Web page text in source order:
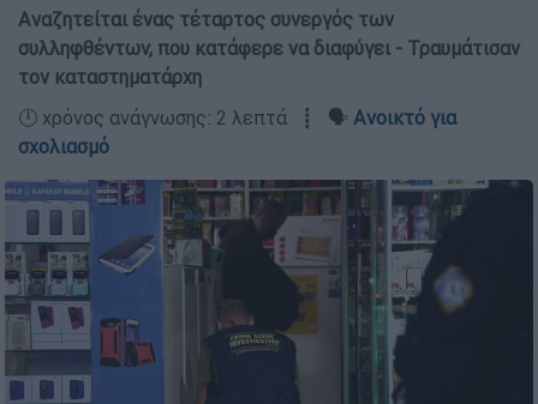
Αναζητείται ένας τέταρτος συνεργός των
συλληφθέντων, που κατάφερε να διαφύγει - Τραυμάτισαν
τον καταστηματάρχη
🕛 χρόνος ανάγνωσης: 2 λεπτά ┋ 🗣️ Ανοικτό για
σχολιασμό